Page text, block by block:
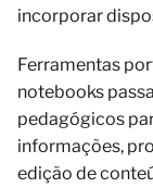
incorporar
Ferramentas
notebooks
pedagógicos
informações,
edição de